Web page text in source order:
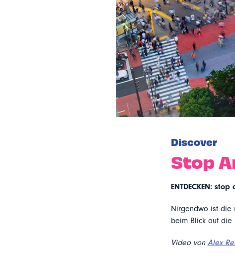
Discover
Stop
ENTDECKEN:
Nirgendwo ist die
beim Blick auf die
Video von Alex